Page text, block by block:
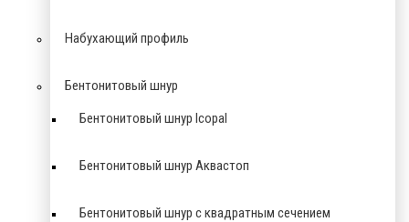
Набухающий профиль
Бентонитовый шнур
Бентонитовый шнур Icopal
Бентонитовый шнур Аквастоп
Бентонитовый шнур с квадратным сечением